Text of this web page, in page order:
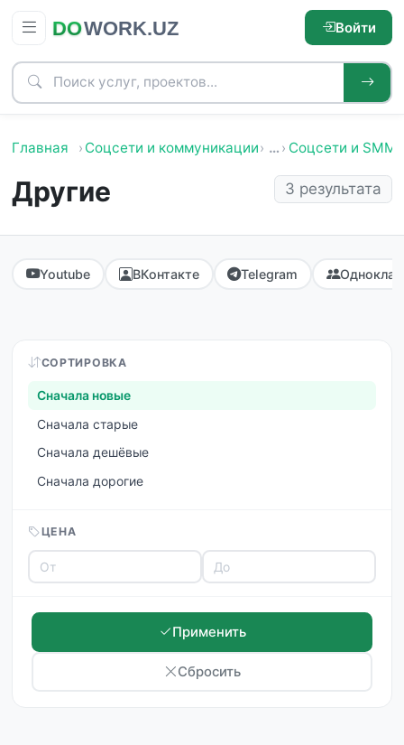
Войти
Главная Соцсети и коммуникации … Соцсети и SMM
Другие 3 результата
Youtube ВКонтакте Telegram
СОРТИРОВКА
Сначала новые
Сначала старые
Сначала дешёвые
Сначала дорогие
ЦЕНА
Применить
Сбросить